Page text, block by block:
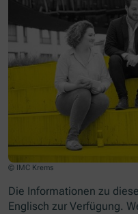
© IMC Krems
Die Informationen zu
Englisch zur Verfügung.